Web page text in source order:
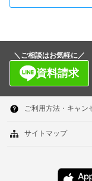
＼ご相談はお気軽に／
資料請求